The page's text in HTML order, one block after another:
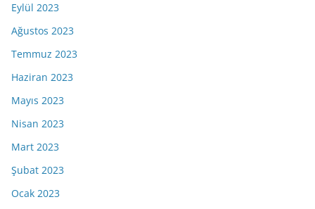
Eylül 2023
Ağustos 2023
Temmuz 2023
Haziran 2023
Mayıs 2023
Nisan 2023
Mart 2023
Şubat 2023
Ocak 2023